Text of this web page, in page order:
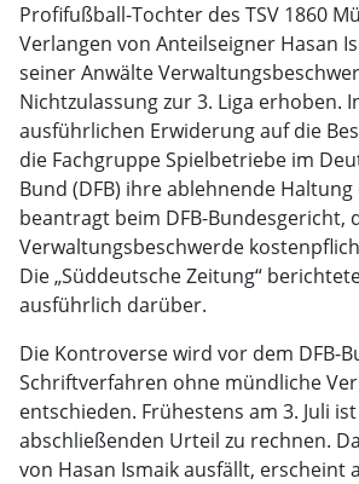
Profifußball-Tochter des TSV 1860
Verlangen von Anteilseigner Hasan
seiner Anwälte
Nichtzulassung zur 3. Liga erhoben.
ausführlichen Erwiderung auf die
die Fachgruppe Spielbetriebe im
Bund (DFB) ihre ablehnende
beantragt beim DFB-Bundesgericht,
Verwaltungsbeschwerde
Die „Süddeutsche Zeitung“
ausführlich darüber.
Die Kontroverse wird vor dem DFB-
Schriftverfahren ohne mündliche
entschieden. Frühestens am 3. Juli
abschließenden Urteil zu rechnen.
von Hasan Ismaik ausfällt, erscheint